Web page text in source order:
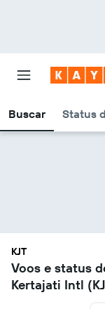
Buscar Status
KJT
Voos e status
Kertajati Intl